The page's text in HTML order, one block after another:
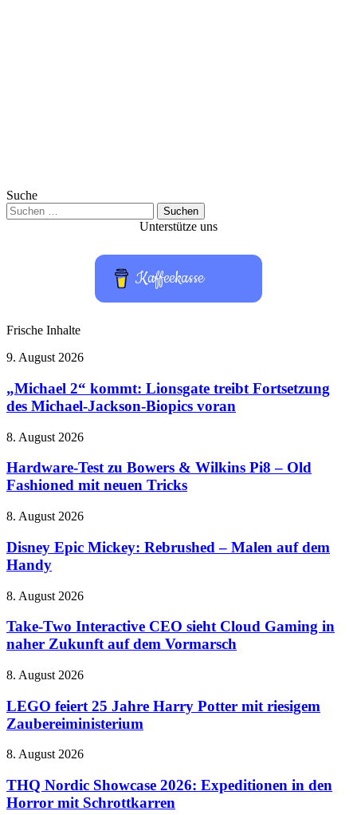
Suche
Suchen
nach:
Unterstütze uns
Kaffeekasse
Frische Inhalte
„Michael
kommt:
Lionsgate
treibt
des
Jackson-
Biopics
9. August 2026
„Michael 2“ kommt: Lionsgate treibt Fortsetzung
des Michael-Jackson-Biopics voran
Hardware-
zu
Bowers
&
Pi8
Old
Fashioned
neuen
8. August 2026
Hardware-Test zu Bowers & Wilkins Pi8 – Old
Fashioned mit neuen Tricks
Disney
Mickey:
Rebrushed
–
auf
Handy
8. August 2026
Disney Epic Mickey: Rebrushed – Malen auf dem
Handy
Take-
Interactive
CEO
sieht
Gaming
naher
Zukunft
dem
8. August 2026
Take-Two Interactive CEO sieht Cloud Gaming in
naher Zukunft auf dem Vormarsch
LEGO
25
Jahre
Harry
mit
Zaubereiministerium
8. August 2026
LEGO feiert 25 Jahre Harry Potter mit riesigem
Zaubereiministerium
THQ
Showcase
2026:
Expeditionen
8. August 2026
THQ Nordic Showcase 2026: Expeditionen in den
Horror mit Schrottkarren